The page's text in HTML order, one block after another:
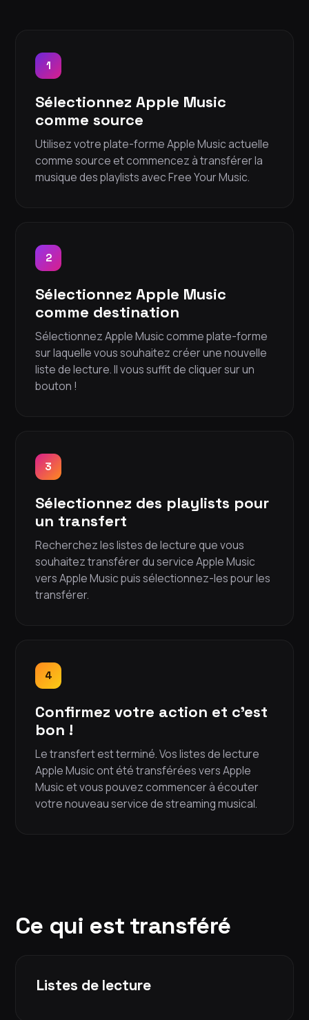
1
Sélectionnez Apple Music
comme source
Utilisez votre plate-forme Apple Music actuelle
comme source et commencez à transférer la
musique des playlists avec Free Your Music.
2
Sélectionnez Apple Music
comme destination
Sélectionnez Apple Music comme plate-forme
sur laquelle vous souhaitez créer une nouvelle
liste de lecture. Il vous suffit de cliquer sur un
bouton !
3
Sélectionnez des playlists pour
un transfert
Recherchez les listes de lecture que vous
souhaitez transférer du service Apple Music
vers Apple Music puis sélectionnez-les pour les
transférer.
4
Confirmez votre action et c'est
bon !
Le transfert est terminé. Vos listes de lecture
Apple Music ont été transférées vers Apple
Music et vous pouvez commencer à écouter
votre nouveau service de streaming musical.
Ce qui est transféré
Listes de lecture